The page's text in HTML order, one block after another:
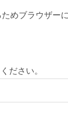
めブラウザー
ださい。